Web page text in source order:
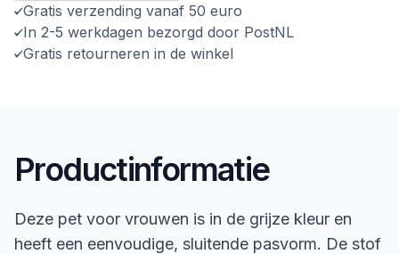
Gratis verzending vanaf 50 euro
In 2-5 werkdagen bezorgd door PostNL
Gratis retourneren in de winkel
Productinformatie
Deze pet voor vrouwen is in de grijze kleur en
heeft een eenvoudige, sluitende pasvorm. De stof